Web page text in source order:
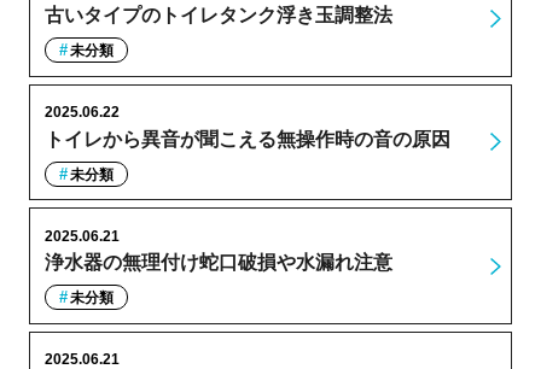
古いタイプのトイレタンク浮き玉調整法
未分類
トイレから異音が聞こえる無操作時の音の原因
2025.06.22
未分類
浄水器の無理付け蛇口破損や水漏れ注意
2025.06.21
未分類
2025.06.21